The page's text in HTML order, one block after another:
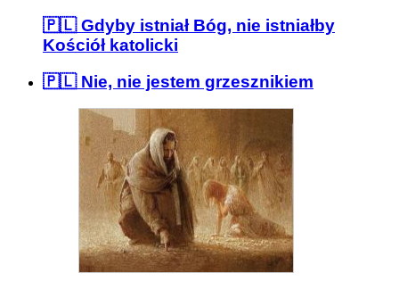
🇵🇱 Gdyby istniał Bóg, nie istniałby
Kościół katolicki
🇵🇱 Nie, nie jestem grzesznikiem